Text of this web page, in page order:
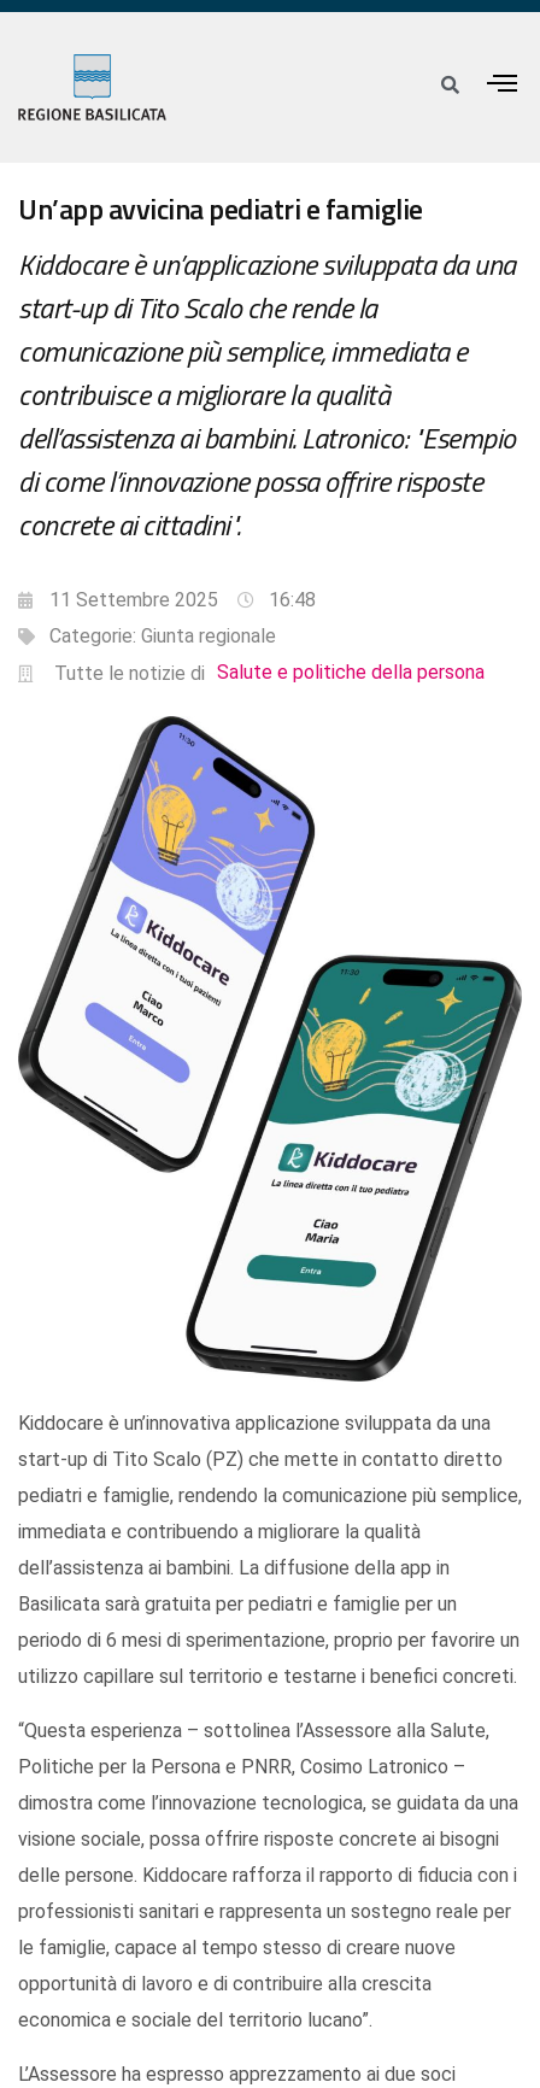
Un’app avvicina pediatri e famiglie
Kiddocare è un’applicazione sviluppata da una
start-up di Tito Scalo che rende la
comunicazione più semplice, immediata e
contribuisce a migliorare la qualità
dell’assistenza ai bambini. Latronico: "Esempio
di come l’innovazione possa offrire risposte
concrete ai cittadini".
11 Settembre 2025
16:48
Categorie: Giunta regionale
Tutte le notizie di Salute e politiche della persona
Kiddocare è un’innovativa applicazione sviluppata da una
start-up di Tito Scalo (PZ) che mette in contatto diretto
pediatri e famiglie, rendendo la comunicazione più semplice,
immediata e contribuendo a migliorare la qualità
dell’assistenza ai bambini. La diffusione della app in
Basilicata sarà gratuita per pediatri e famiglie per un
periodo di 6 mesi di sperimentazione, proprio per favorire un
utilizzo capillare sul territorio e testarne i benefici concreti.
“Questa esperienza – sottolinea l’Assessore alla Salute,
Politiche per la Persona e PNRR, Cosimo Latronico –
dimostra come l’innovazione tecnologica, se guidata da una
visione sociale, possa offrire risposte concrete ai bisogni
delle persone. Kiddocare rafforza il rapporto di fiducia con i
professionisti sanitari e rappresenta un sostegno reale per
le famiglie, capace al tempo stesso di creare nuove
opportunità di lavoro e di contribuire alla crescita
economica e sociale del territorio lucano”.
L’Assessore ha espresso apprezzamento ai due soci